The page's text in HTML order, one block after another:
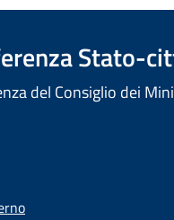
Stato-
del Consiglio dei